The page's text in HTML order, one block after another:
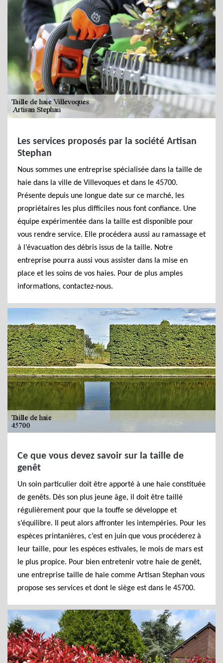
Les services proposés par la société Artisan
Stephan
Nous sommes une entreprise spécialisée dans la taille de
haie dans la ville de Villevoques et dans le 45700.
Présente depuis une longue date sur ce marché, les
propriétaires les plus difficiles nous font confiance. Une
équipe expérimentée dans la taille est disponible pour
vous rendre service. Elle procédera aussi au ramassage et
à l’évacuation des débris issus de la taille. Notre
entreprise pourra aussi vous assister dans la mise en
place et les soins de vos haies. Pour de plus amples
informations, contactez-nous.
Ce que vous devez savoir sur la taille de
genêt
Un soin particulier doit être apporté à une haie constituée
de genêts. Dès son plus jeune âge, il doit être taillé
régulièrement pour que la touffe se développe et
s’équilibre. Il peut alors affronter les intempéries. Pour les
espèces printanières, c’est en juin que vous procéderez à
leur taille, pour les espèces estivales, le mois de mars est
le plus propice. Pour bien entretenir votre haie de genêt,
une entreprise taille de haie comme Artisan Stephan vous
propose ses services et dont le siège est dans le 45700.